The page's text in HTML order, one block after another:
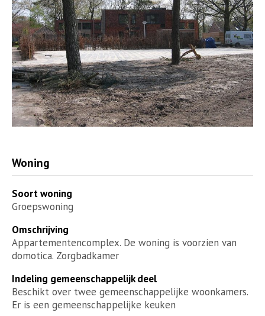
Woning
Soort woning
Groepswoning
Omschrijving
Appartementencomplex. De woning is voorzien van
domotica. Zorgbadkamer
Indeling gemeenschappelijk deel
Beschikt over twee gemeenschappelijke woonkamers.
Er is een gemeenschappelijke keuken